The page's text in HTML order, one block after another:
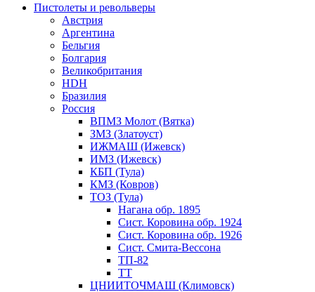
Пистолеты и револьверы
Австрия
Аргентина
Бельгия
Болгария
Великобритания
HDH
Бразилия
Россия
ВПМЗ Молот (Вятка)
ЗМЗ (Златоуст)
ИЖМАШ (Ижевск)
ИМЗ (Ижевск)
КБП (Тула)
КМЗ (Ковров)
ТОЗ (Тула)
Нагана обр. 1895
Сист. Коровина обр. 1924
Сист. Коровина обр. 1926
Сист. Смита-Вессона
ТП-82
ТТ
ЦНИИТОЧМАШ (Климовск)